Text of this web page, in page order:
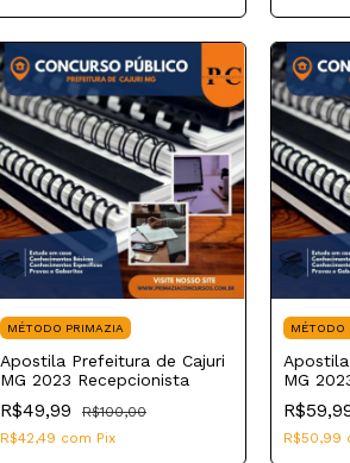
MÉTODO PRIMAZIA
Apostila Prefeitura de Cajuri
MG 2023 Recepcionista
R$49,99
R$100,00
R$42,49 com Pix
MÉTODO
MG
R$50,99